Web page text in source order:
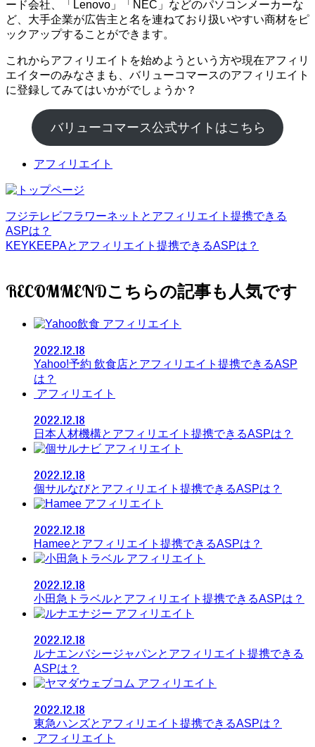
ード会社、「Lenovo」「NEC」などのパソコンメーカーな
ど、大手企業が広告主と名を連ねており扱いやすい商材をピ
ックアップすることができます。
これからアフィリエイトを始めようという方や現在アフィリ
エイターのみなさまも、バリューコマースのアフィリエイト
に登録してみてはいかがでしょうか？
バリューコマース公式サイトはこちら
アフィリエイト
フジテレビフラワーネットとアフィリエイト提携できる
ASPは？
KEYKEEPAとアフィリエイト提携できるASPは？
RECOMMEND
アフィリエイト
2022.12.18
Yahoo!予約 飲食店とアフィリエイト提携できるASP
は？
アフィリエイト
2022.12.18
日本人材機構とアフィリエイト提携できるASPは？
アフィリエイト
2022.12.18
個サルなびとアフィリエイト提携できるASPは？
アフィリエイト
2022.12.18
Hameeとアフィリエイト提携できるASPは？
アフィリエイト
2022.12.18
小田急トラベルとアフィリエイト提携できるASPは？
アフィリエイト
2022.12.18
ルナエンバシージャパンとアフィリエイト提携できる
ASPは？
アフィリエイト
2022.12.18
東急ハンズとアフィリエイト提携できるASPは？
アフィリエイト